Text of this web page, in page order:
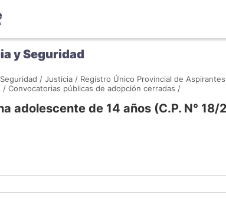
y Seguridad
/ Justicia / Registro Único Provincial de
/ Convocatorias públicas de adopción cerradas /
adolescente de 14 años (C.P. N° 18/